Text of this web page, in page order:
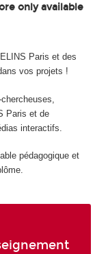
only available
Paris et des
vos projets !
Paris et de
interactifs.
pédagogique et